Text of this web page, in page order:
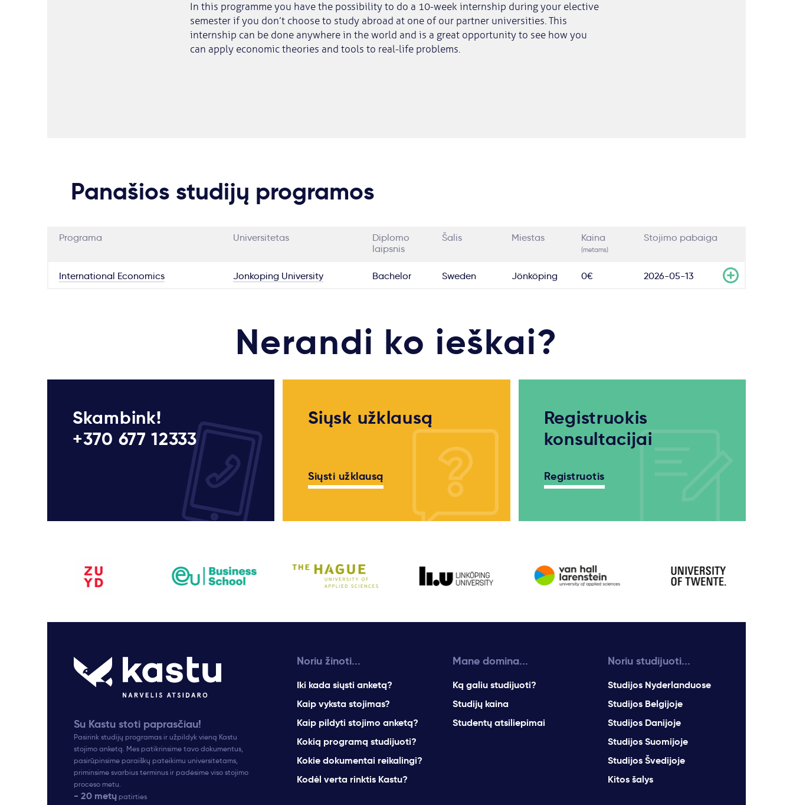
In this programme you have the possibility to do a 10-week internship during your elective
semester if you don’t choose to study abroad at one of our partner universities. This
internship can be done anywhere in the world and is a great opportunity to see how you
can apply economic theories and tools to real-life problems.
Panašios studijų programos
Programa Universitetas
Diplomo
laipsnis
Šalis Miestas Kaina
(metams)
Stojimo pabaiga
International Economics Jonkoping University Bachelor Sweden Jönköping 0€ 2026-05-13
Nerandi ko ieškai?
Skambink!
+370 677 12333
Siųsk užklausą
Siųsti užklausą
Registruokis
konsultacijai
Registruotis
Su Kastu stoti paprasčiau!
Pasirink studijų programas ir užpildyk vieną Kastu
stojimo anketą. Mes patikrinsime tavo dokumentus,
pasirūpinsime paraiškų pateikimu universitetams,
priminsime svarbius terminus ir padėsime viso stojimo
proceso metu.
- 20 metų patirties
Noriu žinoti...
Iki kada siųsti anketą?
Kaip vyksta stojimas?
Kaip pildyti stojimo anketą?
Kokią programą studijuoti?
Kokie dokumentai reikalingi?
Kodėl verta rinktis Kastu?
Mane domina...
Ką galiu studijuoti?
Studijų kaina
Studentų atsiliepimai
Noriu studijuoti...
Studijos Nyderlanduose
Studijos Belgijoje
Studijos Danijoje
Studijos Suomijoje
Studijos Švedijoje
Kitos šalys